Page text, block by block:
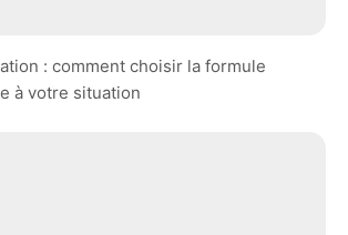
: comment choisir la formule
à votre situation